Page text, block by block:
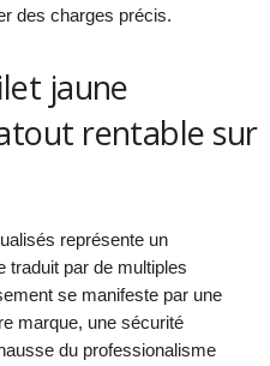
des charges précis.
jaune
rentable sur
représente un
traduit par de multiples
se manifeste par une
marque, une sécurité
du professionalisme